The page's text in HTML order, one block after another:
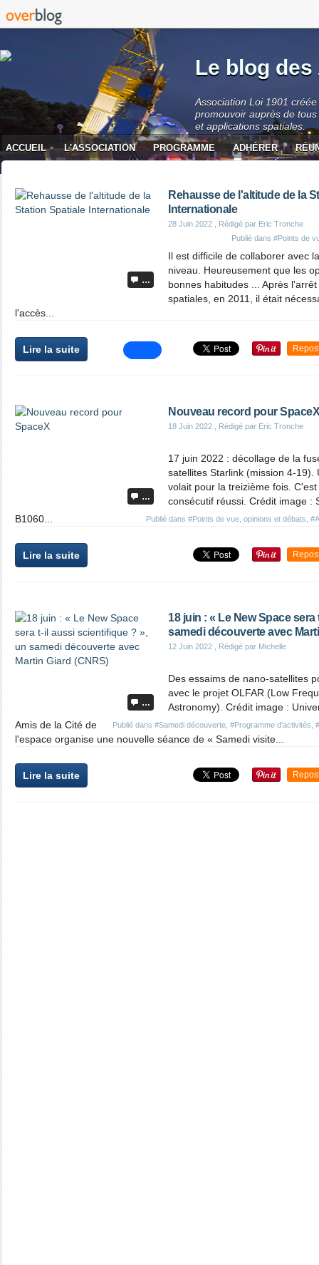
Le blog
Association Loi 1901
promouvoir auprès de
et applications spatiales.
ACCUEIL L'ASSOCIATION PROGRAMME ADHÉRER
…
Rehausse de l'altitude de la
Internationale
28 Juin 2022 , Rédigé par Eric Tronche
Publié dans #Points de
Il est difficile de collaborer avec
niveau. Heureusement que les
bonnes habitudes ... Après
spatiales, en 2011, il était
l'accès...
Lire la suite
…
Nouveau record pour SpaceX
18 Juin 2022 , Rédigé par Eric Tronche
Publié dans #Points de vue, opinions et débats
17 juin 2022 : décollage de la
satellites Starlink (mission 4-
volait pour la treizième fois.
consécutif réussi. Crédit image :
B1060...
Lire la suite
…
18 juin : « Le New Space
samedi découverte avec
12 Juin 2022 , Rédigé par Michelle
Publié dans #Samedi découverte #Programme d'activités
Des essaims de nano-satellites
avec le projet OLFAR (Low
Astronomy). Crédit image :
Amis de la Cité de
l'espace organise une nouvelle séance de « Samedi visite...
Lire la suite